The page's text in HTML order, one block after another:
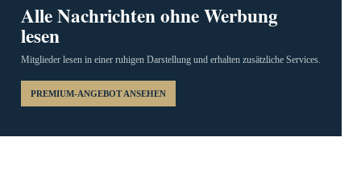
Alle Nachrichten ohne Werbung
lesen
Mitglieder lesen in einer ruhigen Darstellung und erhalten zusätzliche Services.
PREMIUM-ANGEBOT ANSEHEN